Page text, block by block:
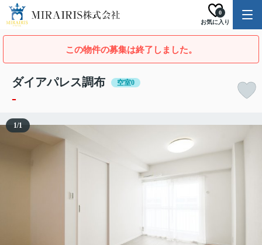
お気に入り
0
この物件の募集は終了しました。
ダイアパレス調布 空室0
-
1/1